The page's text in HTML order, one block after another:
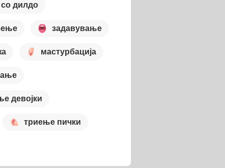
дилдо
задавување
мастурбација
девојки
триење пички